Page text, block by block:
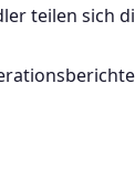
teilen sich